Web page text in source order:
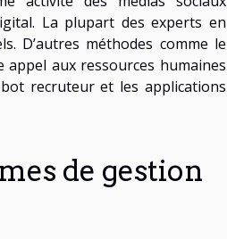
La plupart des experts en
D’autres méthodes comme le
aux ressources humaines
recruteur et les applications
de gestion